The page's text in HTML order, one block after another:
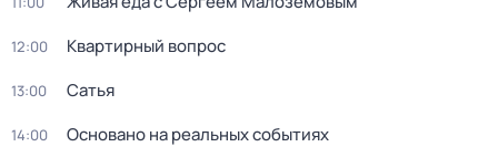
12:00 Квартирный вопрос
13:00 Сатья
14:00 Основано на реальных событиях